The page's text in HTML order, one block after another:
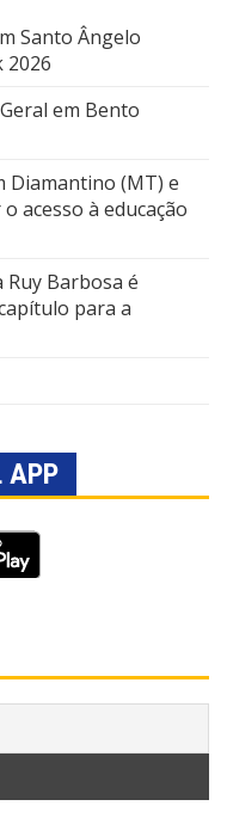
Santo Ângelo
2026
em Bento
Diamantino (MT) e
acesso à educação
Ruy Barbosa é
para a
APP